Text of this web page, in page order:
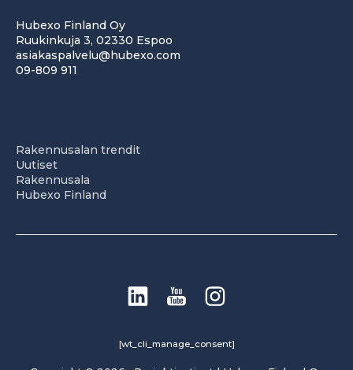
Hubexo Finland Oy
Ruukinkuja 3, 02330 Espoo
asiakaspalvelu@hubexo.com
09-809 911
Rakennusalan trendit
Uutiset
Rakennusala
Hubexo Finland
[wt_cli_manage_consent]